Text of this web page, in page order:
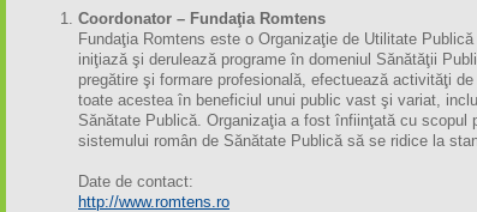
Coordonator – Fundaţia Romtens
Fundaţia Romtens este o Organizaţie de Utilitate
iniţiază şi derulează programe în domeniul Sănătăţii
pregătire şi formare profesională, efectuează activităţi
toate acestea în beneficiul unui public vast şi variat,
Sănătate Publică. Organizaţia a fost înfiinţată cu
sistemului român de Sănătate Publică să se ridice la
Date de contact:
http://www.romtens.ro